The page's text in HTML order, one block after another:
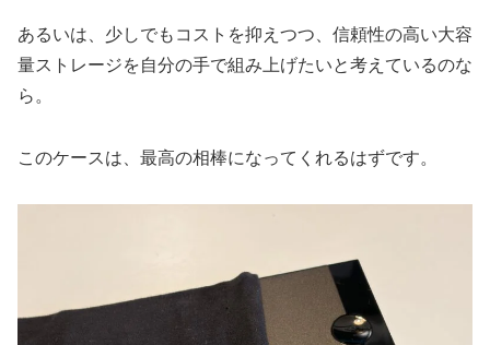
あるいは、少しでもコストを抑えつつ、信頼性の高い大容
量ストレージを自分の手で組み上げたいと考えているのな
ら。
このケースは、最高の相棒になってくれるはずです。